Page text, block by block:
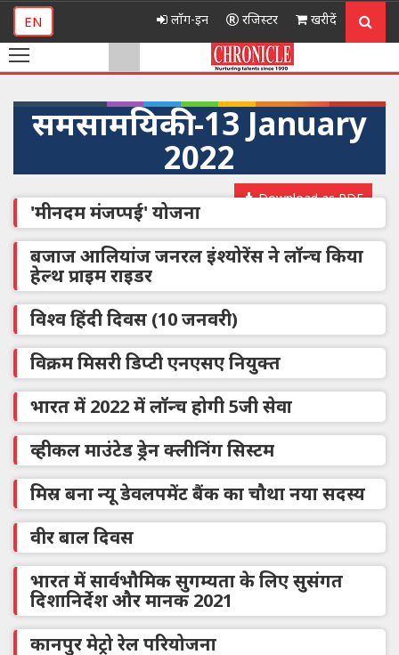
EN लॉग-इन रजिस्टर खरीदें
समसामयिकी -13 January
2022
Download as PDF
'मीनदम मंजप्पई' योजना
बजाज आलियांज जनरल इंश्योरेंस ने लॉन्च किया
हेल्थ प्राइम राइडर
विश्व हिंदी दिवस (10 जनवरी)
विक्रम मिसरी डिप्टी एनएसए नियुक्त
भारत में 2022 में लॉन्च होगी 5जी सेवा
व्हीकल माउंटेड ड्रेन क्लीनिंग सिस्टम
मिस्र बना न्यू डेवलपमेंट बैंक का चौथा नया सदस्य
वीर बाल दिवस
भारत में सार्वभौमिक सुगम्यता के लिए सुसंगत
दिशानिर्देश और मानक 2021
कानपुर मेट्रो रेल परियोजना